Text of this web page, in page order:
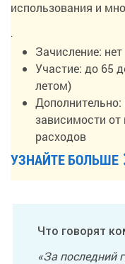
использования и
.
Зачисление: нет
Участие: до 65
летом)
зависимости
расходов
УЗНАЙТЕ БОЛЬШЕ
Что говорят
«За последний